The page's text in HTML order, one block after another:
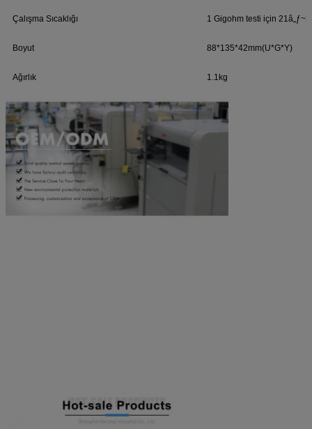
Çalışma Sıcaklığı 1 Gigohm testi için
Boyut 88*135*42mm(U*G*Y)
Ağırlık 1.1kg